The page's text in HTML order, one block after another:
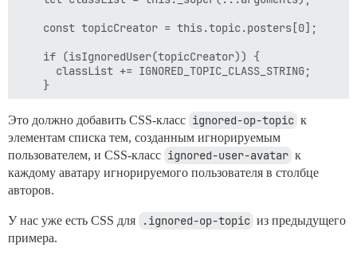
    const topicCreator = this.topic.posters[0];
    if (isIgnoredUser(topicCreator)) {
      classList += IGNORED_TOPIC_CLASS_STRING;
    }
    return classList;
  }
  function addIgnoredAvatarClass() {
    this.topic.posters.forEach((poster) => {
      if (isIgnoredUser(poster)) {
        // default raw topic-lists
        poster.extras += IGNORED_AVATAR_CLASS_STRING;
        // categories page topic lists
Это должно добавить CSS-класс ignored-op-topic к
элементам списка тем, созданным игнорируемым
пользователем, и CSS-класс ignored-user-avatar к
каждому аватару игнорируемого пользователя в столбце
авторов.
У нас уже есть CSS для .ignored-op-topic из предыдущего
примера.